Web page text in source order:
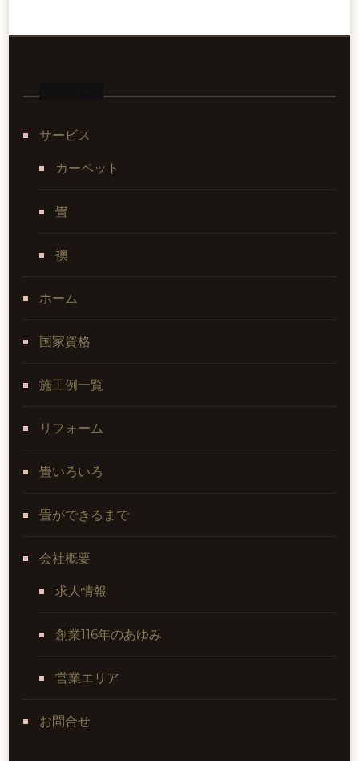
サービス
カーペット
畳
襖
ホーム
国家資格
施工例一覧
リフォーム
畳いろいろ
畳ができるまで
会社概要
求人情報
創業116年のあゆみ
営業エリア
お問合せ